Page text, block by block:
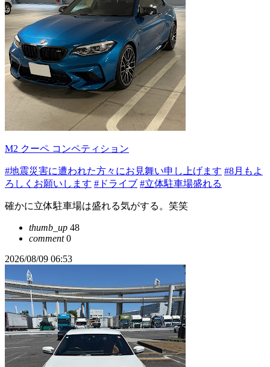
M2 クーペ コンペティション
#地震災害に遭われた方々にお見舞い申し上げます #8月もよ
ろしくお願いします #ドライブ #立体駐車場盛れる
確かに立体駐車場は盛れる気がする。笑笑
thumb_up 48
comment0
2026/08/09 06:53